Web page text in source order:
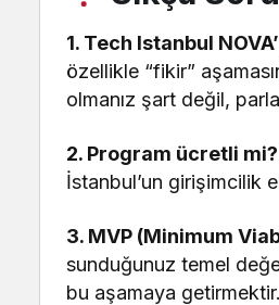
1. Tech Istanbul
özellikle “fikir”
olmanız şart değil,
2. Program ücretli mi?
İstanbul’un girişimcilik
3. MVP (Minimum
sunduğunuz temel
bu aşamaya getirmektir.